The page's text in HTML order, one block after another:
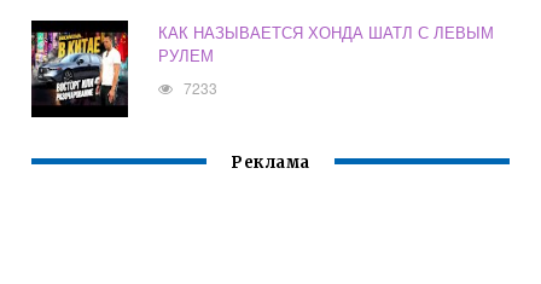
КАК НАЗЫВАЕТСЯ ХОНДА ШАТЛ С ЛЕВЫМ
РУЛЕМ
7233
Реклама